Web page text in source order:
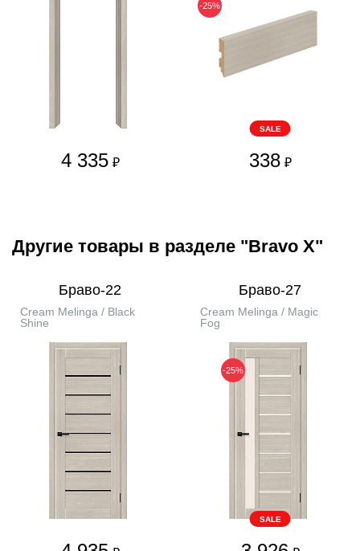
4 335 ₽
-25%
SALE
338 ₽
Другие товары в разделе "Bravo X"
Браво-22
Cream Melinga / Black
Shine
Браво-27
Cream Melinga / Magic
Fog
-25%
SALE